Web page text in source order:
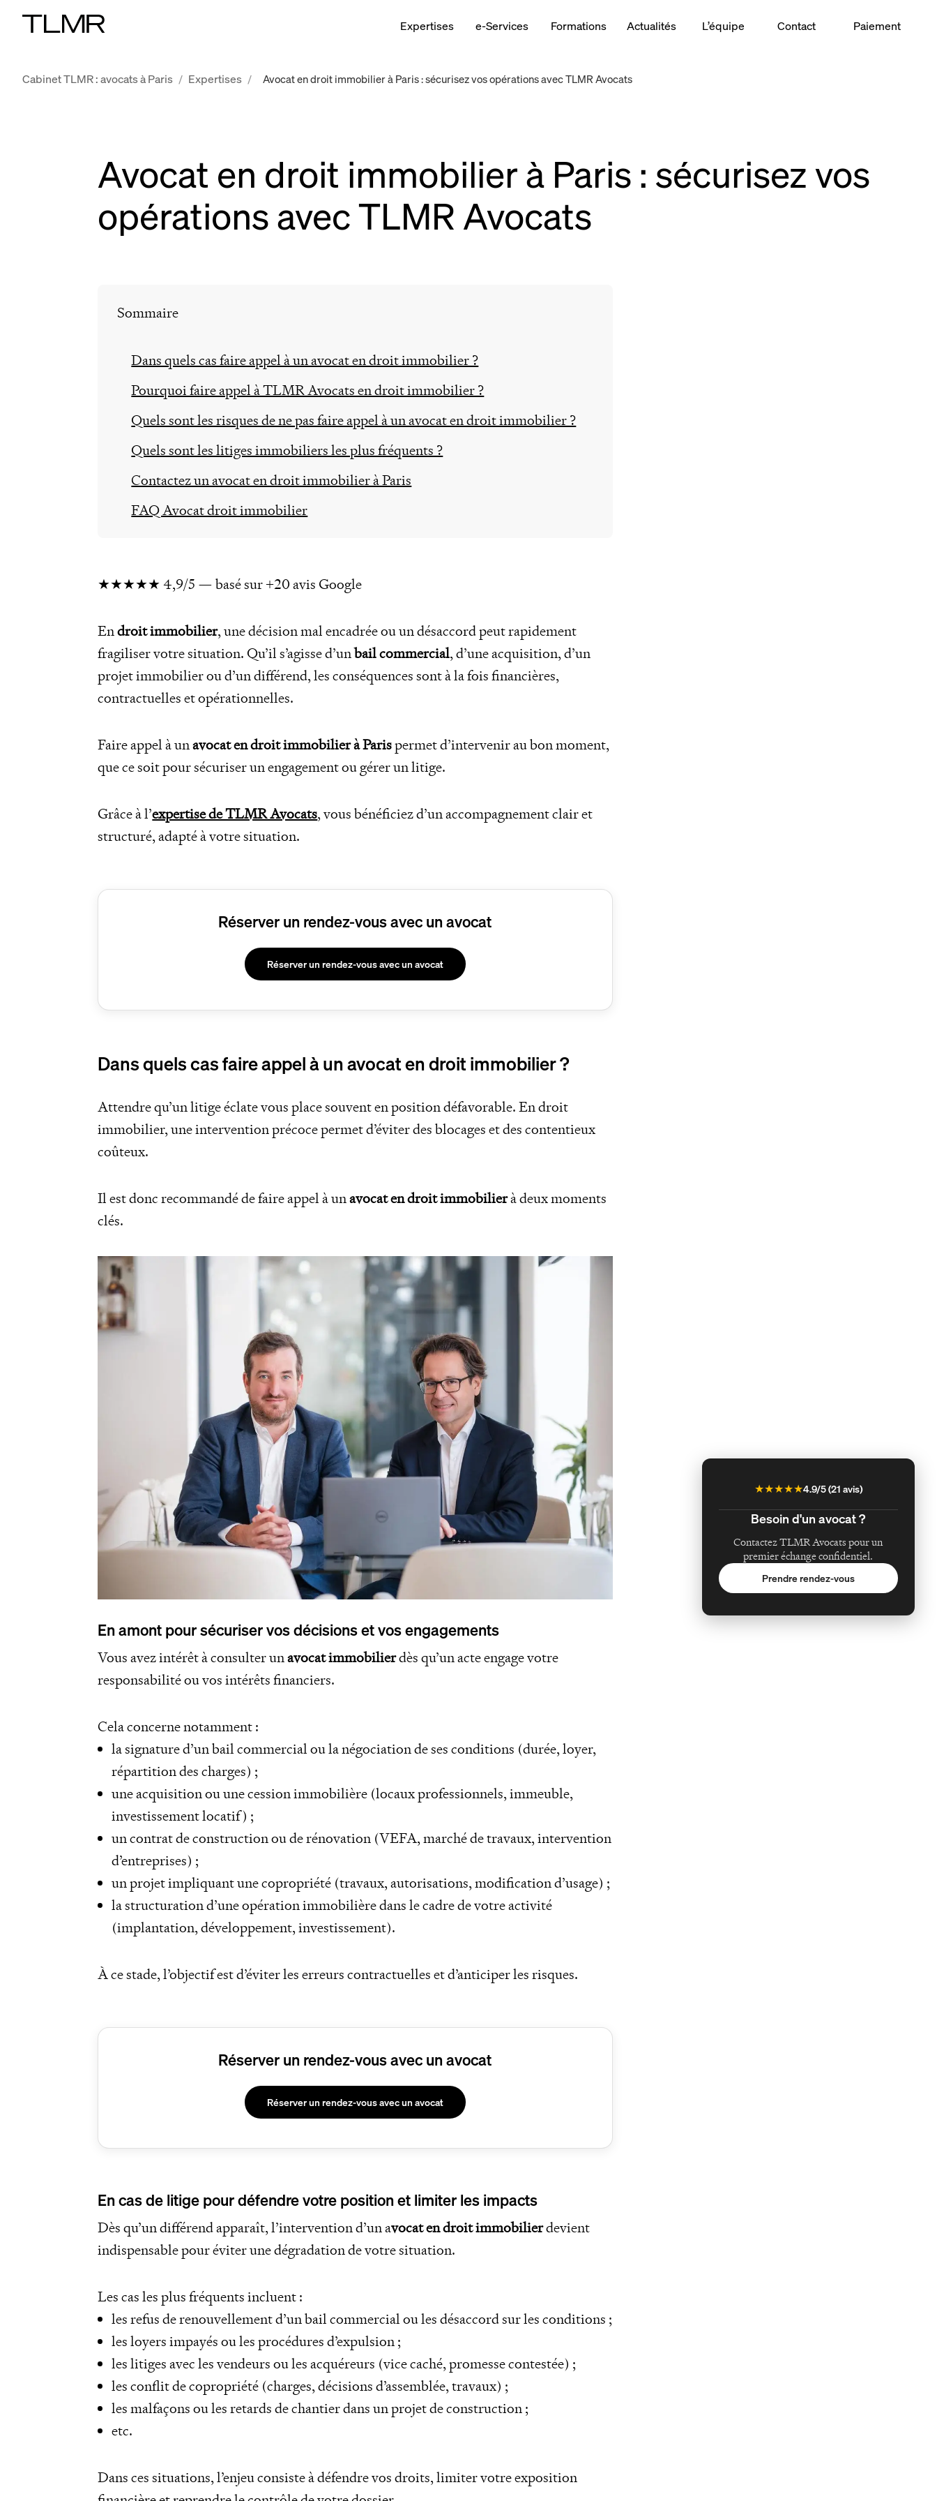
Expertises e-Services Formations Actualités L’équipe Contact Paiement
Cabinet TLMR : avocats à Paris / Expertises / Avocat en droit immobilier à Paris : sécurisez vos opérations avec TLMR Avocats
Avocat en droit immobilier à Paris : sécurisez vos
opérations avec TLMR Avocats
Sommaire
Dans quels cas faire appel à un avocat en droit immobilier ?
Pourquoi faire appel à TLMR Avocats en droit immobilier ?
Quels sont les risques de ne pas faire appel à un avocat en droit immobilier ?
Quels sont les litiges immobiliers les plus fréquents ?
Contactez un avocat en droit immobilier à Paris
FAQ Avocat droit immobilier
★★★★★ 4,9/5 — basé sur +20 avis Google
Endroit immobilier, une décision mal encadrée ou un désaccord peut rapidement
fragiliser votre situation. Qu’il s’agisse d’unbail commercial, d’une acquisition, d’un
projet immobilier ou d’un différend, les conséquences sont à la fois financières,
contractuelles et opérationnelles.
Faire appel à unavocat en droit immobilier à Parispermet d’intervenir au bon moment,
que ce soit pour sécuriser un engagement ou gérer un litige.
Grâce à l’expertise de TLMR Avocats, vous bénéficiez d’un accompagnement clair et
structuré, adapté à votre situation.
Réserver un rendez-vous avec un avocat
Réserver un rendez-vous avec un avocat
Dans quels cas faire appel à un avocat en droit immobilier ?
Attendre qu’un litige éclate vous place souvent en position défavorable. En droit
immobilier, une intervention précoce permet d’éviter des blocages et des contentieux
coûteux.
Il est donc recommandé de faire appel à unavocat en droit immobilierà deux moments
clés.
En amont pour sécuriser vos décisions et vos engagements
Vous avez intérêt à consulter unavocat immobilierdès qu’un acte engage votre
responsabilité ou vos intérêts financiers.
Cela concerne notamment :
la signature d’un bail commercial ou la négociation de ses conditions (durée, loyer,
répartition des charges) ;
une acquisition ou une cession immobilière (locaux professionnels, immeuble,
investissement locatif) ;
un contrat de construction ou de rénovation (VEFA, marché de travaux, intervention
d’entreprises) ;
un projet impliquant une copropriété (travaux, autorisations, modification d’usage) ;
la structuration d’une opération immobilière dans le cadre de votre activité
(implantation, développement, investissement).
À ce stade, l’objectif est d’éviter les erreurs contractuelles et d’anticiper les risques.
Réserver un rendez-vous avec un avocat
Réserver un rendez-vous avec un avocat
En cas de litige pour défendre votre position et limiter les impacts
Dès qu’un différend apparaît, l’intervention d’un avocat en droit immobilierdevient
indispensable pour éviter une dégradation de votre situation.
Les cas les plus fréquents incluent :
les refus de renouvellement d’un bail commercial ou les désaccord sur les conditions ;
les loyers impayés ou les procédures d’expulsion ;
les litiges avec les vendeurs ou les acquéreurs (vice caché, promesse contestée) ;
les conflit de copropriété (charges, décisions d’assemblée, travaux) ;
les malfaçons ou les retards de chantier dans un projet de construction ;
etc.
Dans ces situations, l’enjeu consiste à défendre vos droits, limiter votre exposition
★★★★★4.9/5 (21 avis)
Besoin d'un avocat ?
Contactez TLMR Avocats pour un
premier échange confidentiel.
Prendre rendez-vous